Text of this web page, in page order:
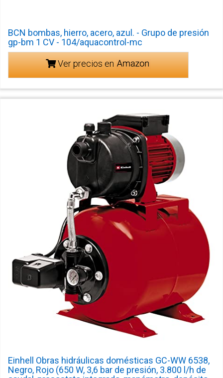
BCN bombas, hierro, acero, azul. - Grupo de presión
gp-bm 1 CV - 104/aquacontrol-mc
Ver precios en
Einhell Obras hidráulicas domésticas GC-WW 6538,
Negro, Rojo (650 W, 3,6 bar de presión, 3.800 l/h de